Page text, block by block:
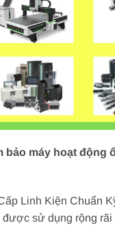
máy hoạt
Linh Kiện Chuẩn
sử dụng rộng